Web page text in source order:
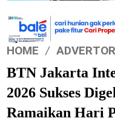
HOME
BTN Jakarta
2026 Sukses
Ramaikan Hari